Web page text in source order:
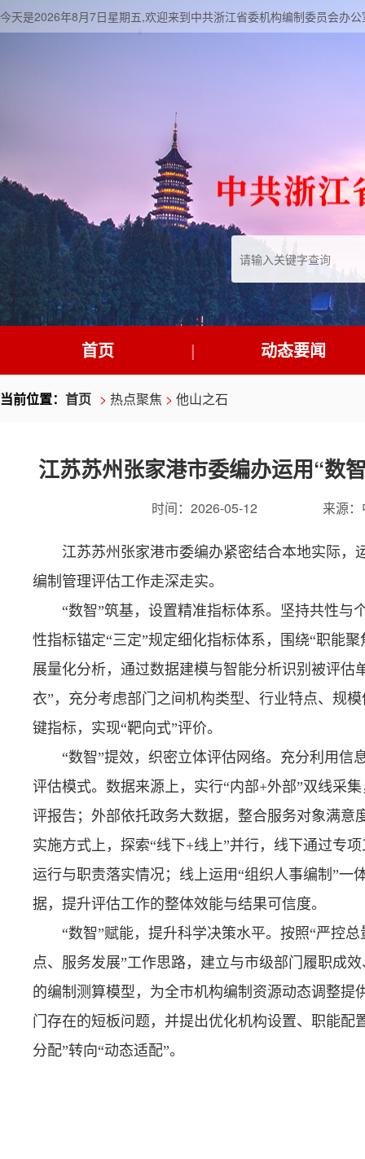
今天是2026年8月7日星期五,欢迎来到中共浙江省委机构编制委员会办
首页 动态要闻
当前位置： 首页 > 热点聚焦 > 他山之石
江苏苏州张家港市委编办运用“数
时间： 2026-05-12 来源：
江苏苏州张家港市委编办紧密结合本地实际，
编制管理评估工作走深走实。
“数智”筑基，设置精准指标体系。坚持共性
性指标锚定“三定”规定细化指标体系，围绕“职能
展量化分析，通过数据建模与智能分析识别被评估
衣”，充分考虑部门之间机构类型、行业特点、规
键指标，实现“靶向式”评价。
“数智”提效，织密立体评估网络。充分利用
评估模式。数据来源上，实行“内部+外部”双线采
评报告；外部依托政务大数据，整合服务对象满意
实施方式上，探索“线下+线上”并行，线下通过专
运行与职责落实情况；线上运用“组织人事编制”
据，提升评估工作的整体效能与结果可信度。
“数智”赋能，提升科学决策水平。按照“严控
点、服务发展”工作思路，建立与市级部门履职成
的编制测算模型，为全市机构编制资源动态调整提
门存在的短板问题，并提出优化机构设置、职能
分配”转向“动态适配”。